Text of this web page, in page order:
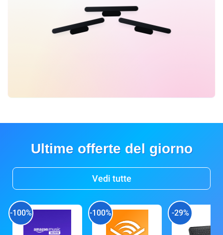
Ultime offerte del giorno
Vedi tutte
-100% -100% -29%